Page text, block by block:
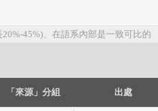
45%)、在語系內部是一致可比的
「來源」分組 出處